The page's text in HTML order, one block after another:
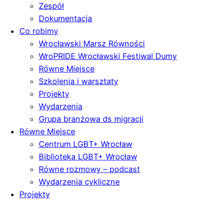
Zespół
Dokumentacja
Co robimy
Wrocławski Marsz Równości
WroPRIDE Wrocławski Festiwal Dumy
Równe Miejsce
Szkolenia i warsztaty
Projekty
Wydarzenia
Grupa branżowa ds migracji
Równe Miejsce
Centrum LGBT+ Wrocław
Biblioteka LGBT+ Wrocław
Równe rozmowy – podcast
Wydarzenia cykliczne
Projekty